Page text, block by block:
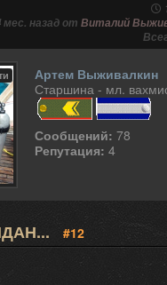
мес. назад от Виталий
Артем Выживалкин
Старшина - мл.
Сообщений: 78
Репутация: 4
#12